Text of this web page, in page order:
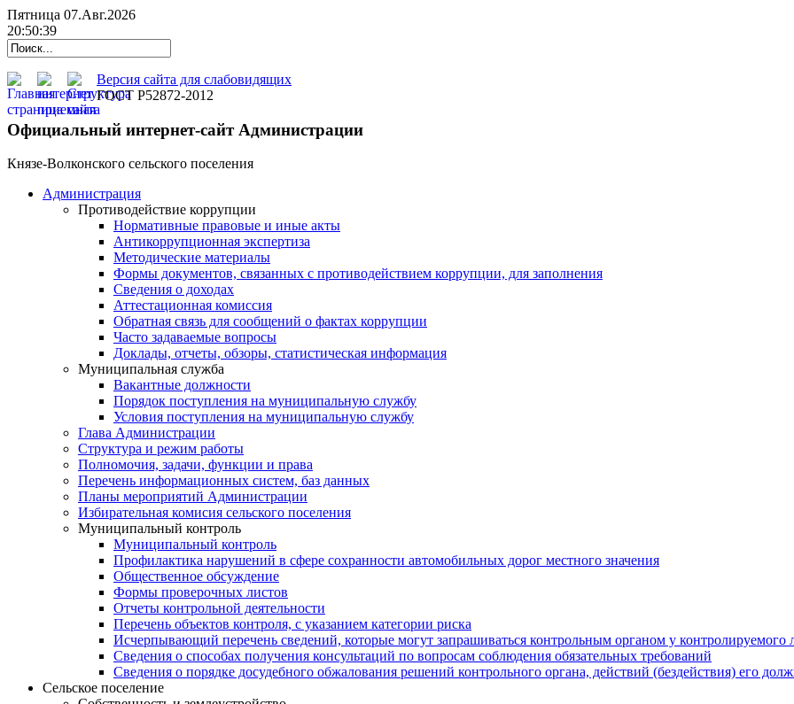
Пятница 07.Авг.2026
20:50:39
Версия сайта для слабовидящих
ГОСТ Р52872-2012
Официальный интернет-сайт Администрации
Князе-Волконского сельского поселения
Администрация
Противодействие коррупции
Нормативные правовые и иные акты
Антикоррупционная экспертиза
Методические материалы
Формы документов, связанных с противодействием коррупции, для заполнения
Сведения о доходах
Аттестационная комиссия
Обратная связь для сообщений о фактах коррупции
Часто задаваемые вопросы
Доклады, отчеты, обзоры, статистическая информация
Муниципальная служба
Вакантные должности
Порядок поступления на муниципальную службу
Условия поступления на муниципальную службу
Глава Администрации
Структура и режим работы
Полномочия, задачи, функции и права
Перечень информационных систем, баз данных
Планы мероприятий Администрации
Избирательная комисия сельского поселения
Муниципальный контроль
Муниципальный контроль
Профилактика нарушений в сфере сохранности автомобильных дорог местного значения
Общественное обсуждение
Формы проверочных листов
Отчеты контрольной деятельности
Перечень объектов контроля, с указанием категории риска
Исчерпывающий перечень сведений, которые могут запрашиваться контрольным органом у контролируемого
Сведения о способах получения консультаций по вопросам соблюдения обязательных требований
Сведения о порядке досудебного обжалования решений контрольного органа, действий (бездействия) его
Сельское поселение